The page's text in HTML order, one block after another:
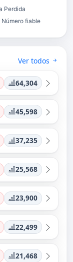
Ver todos
64,304
45,598
37,235
25,568
23,900
22,499
21,468